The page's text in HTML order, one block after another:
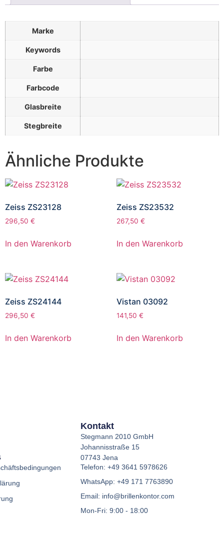
Marke
Keywords
Farbe
Farbcode
Glasbreite
Stegbreite
Ähnliche Produkte
Zeiss ZS23128
296,50 €
In den Warenkorb
Zeiss ZS23532
267,50 €
In den Warenkorb
Zeiss ZS24144
296,50 €
In den Warenkorb
Vistan 03092
141,50 €
In den Warenkorb
Kontakt
Stegmann 2010 GmbH
Johannisstraße 15
07743 Jena
Telefon: +49 3641 5978626
WhatsApp: +49 171 7763890
Email: info@brillenkontor.com
Mon-Fri: 9:00 - 18:00